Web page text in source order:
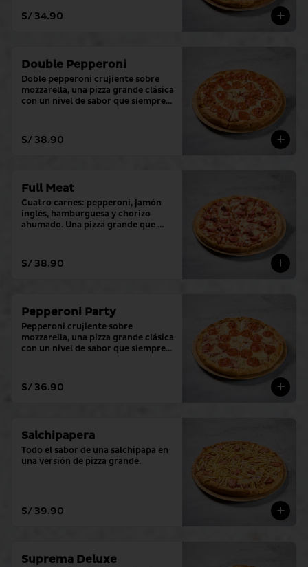
S/ 34.90
Double Pepperoni
Doble pepperoni crujiente sobre
mozzarella, una pizza grande clásica
con un nivel de sabor que siempre
S/ 38.90
Full Meat
Cuatro carnes: pepperoni, jamón
inglés, hamburguesa y chorizo ​​
ahumado. Una pizza grande que
S/ 38.90
Pepperoni Party
Pepperoni crujiente sobre
mozzarella, una pizza grande clásica
con un nivel de sabor que siempre
S/ 36.90
Salchipapera
Todo el sabor de una salchipapa en
una versión de pizza grande.
S/ 39.90
Suprema Deluxe